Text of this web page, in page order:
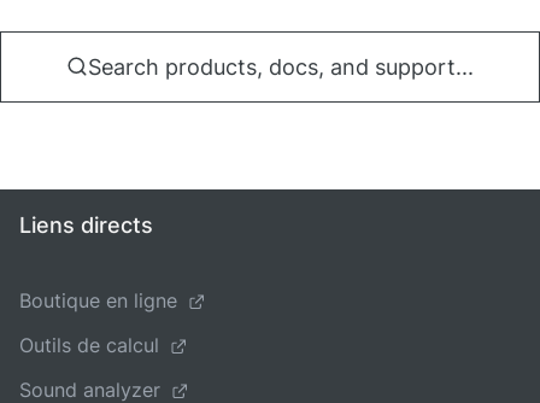
Search products, docs, and support...
Liens directs
Boutique en ligne
Outils de calcul
Sound analyzer